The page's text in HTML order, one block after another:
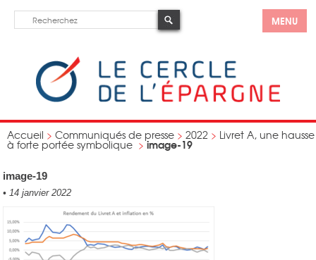
MENU
Accueil > Communiqués de presse > 2022 > Livret A, une hausse
à forte portée symbolique >image-19
image-19
• 14 janvier 2022